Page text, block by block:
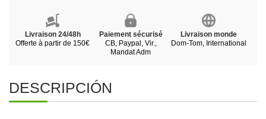
Livraison 24/48h
Offerte à partir de 150€
Paiement sécurisé
CB, Paypal, Vir.,
Mandat Adm
Livraison monde
Dom-Tom, International
DESCRIPCIÓN